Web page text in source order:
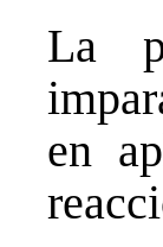
La
en